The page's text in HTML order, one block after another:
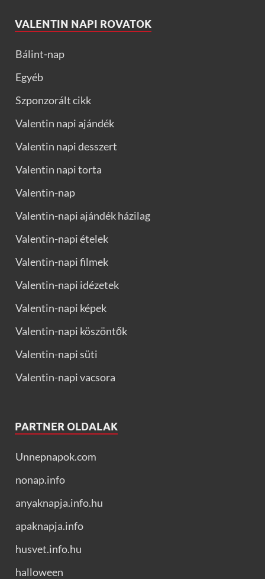
VALENTIN NAPI ROVATOK
Bálint-nap
Egyéb
Szponzorált cikk
Valentin napi ajándék
Valentin napi desszert
Valentin napi torta
Valentin-nap
Valentin-napi ajándék házilag
Valentin-napi ételek
Valentin-napi filmek
Valentin-napi idézetek
Valentin-napi képek
Valentin-napi köszöntők
Valentin-napi süti
Valentin-napi vacsora
PARTNER OLDALAK
Unnepnapok.com
nonap.info
anyaknapja.info.hu
apaknapja.info
husvet.info.hu
halloween